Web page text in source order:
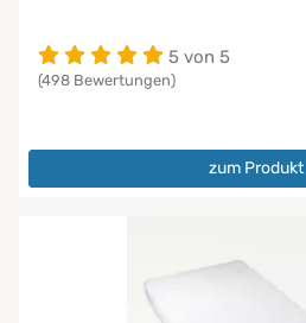
5 von 5
(498 Bewertungen)
zum Produkt